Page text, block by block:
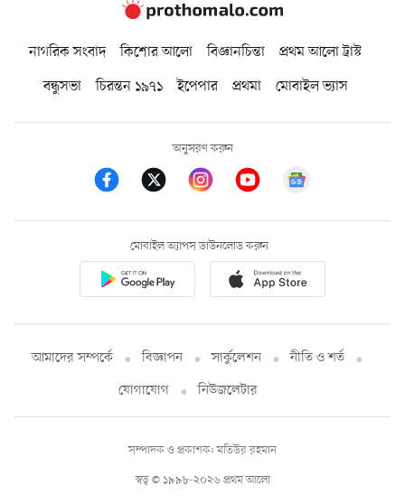
নাগরিক সংবাদ কিশোর আলো বিজ্ঞানচিন্তা
প্রথম আলো ট্রাস্ট
বন্ধুসভা
চিরন্তন ১৯৭১ ইপেপার প্রথমা মোবাইল ভ্যাস
অনুসরণ করুন
মোবাইল অ্যাপস ডাউনলোড করুন
আমাদের সম্পর্কে বিজ্ঞাপন সার্কুলেশন
নীতি ও শর্ত
যোগাযোগ
নিউজলেটার
স্বত্ব © ১৯৯৮-২০২৬ প্রথম আলো
সম্পাদক ও প্রকাশক: মতিউর রহমান